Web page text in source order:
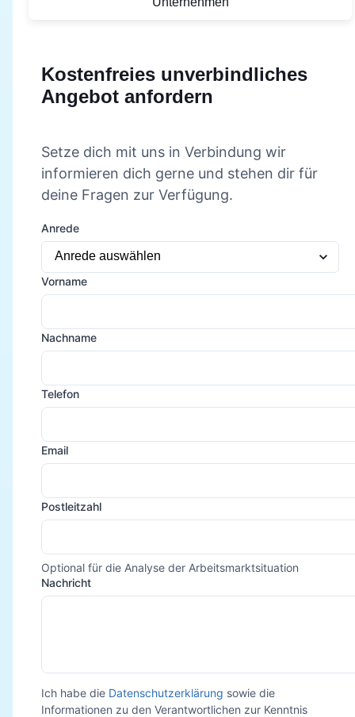
Kostenfreies unverbindliches
Angebot anfordern
Setze dich mit uns in Verbindung wir
informieren dich gerne und stehen dir für
deine Fragen zur Verfügung.
Anrede
Vorname
Nachname
Telefon
Email
Postleitzahl
Optional für die Analyse der Arbeitsmarktsituation
Nachricht
Ich habe die Datenschutzerklärung sowie die
Informationen zu den Verantwortlichen zur Kenntnis